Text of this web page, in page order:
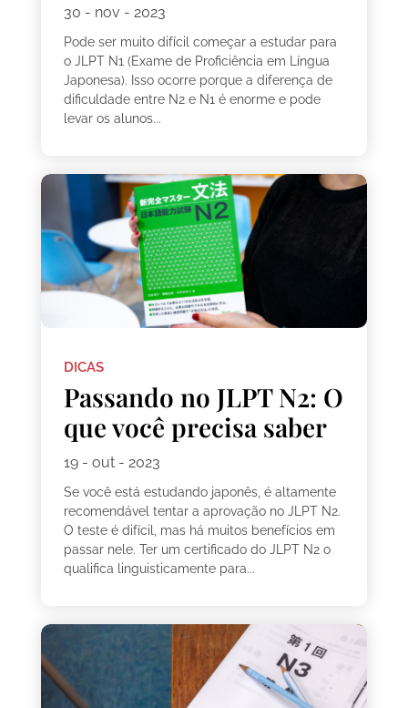
30 - nov - 2023
Pode ser muito difícil começar a estudar para
o JLPT N1 (Exame de Proficiência em Língua
Japonesa). Isso ocorre porque a diferença de
dificuldade entre N2 e N1 é enorme e pode
levar os alunos...
DICAS
Passando no JLPT N2: O
que você precisa saber
19 - out - 2023
Se você está estudando japonês, é altamente
recomendável tentar a aprovação no JLPT N2.
O teste é difícil, mas há muitos benefícios em
passar nele. Ter um certificado do JLPT N2 o
qualifica linguisticamente para...